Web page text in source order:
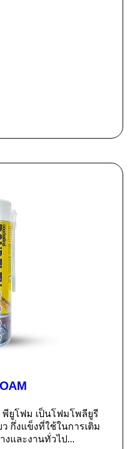
ยูโฟม เป็นโฟมโพลียูรี
กึ่งแข็งที่ใช้ในการเติม
งและงานทั่วไป...